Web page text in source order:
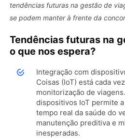
tendências futuras na gestão de
se podem manter à frente da
Tendências futuras na
o que nos espera?
Integração com
Coisas (IoT) está cada
monitorização de
dispositivos IoT permite
tempo real da saúde do
manutenção preditiva e
inesperadas.